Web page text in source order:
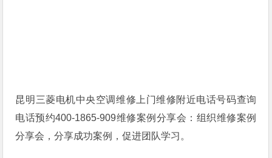
昆明三菱电机中央空调维修上门维修附近电话号码查询
电话预约400-1865-909维修案例分享会：组织维修案例
分享会，分享成功案例，促进团队学习。